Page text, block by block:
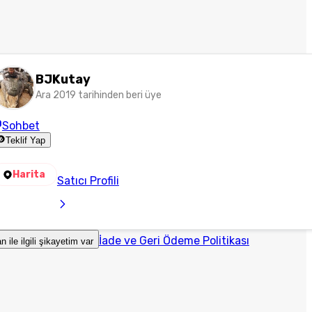
BJKutay
Ara 2019 tarihinden beri üye
Sohbet
Teklif Yap
Harita Satıcı Profili
ile ilgili şikayetim var İade ve Geri Ödeme Politikası